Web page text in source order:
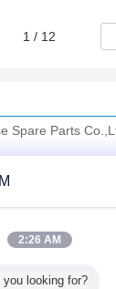
1 / 12
Spare Parts
Suplier
2:26 AM
you looking for?